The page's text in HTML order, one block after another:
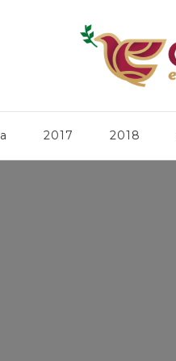
2017 2018